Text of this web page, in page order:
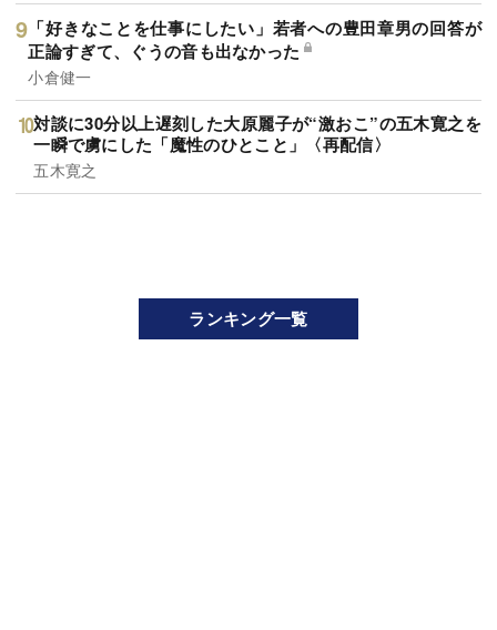
「好きなことを仕事にしたい」若者への豊田章男の回答が
正論すぎて、ぐうの音も出なかった
小倉健一
対談に30分以上遅刻した大原麗子が“激おこ”の五木寛之を
一瞬で虜にした「魔性のひとこと」〈再配信〉
五木寛之
ランキング一覧